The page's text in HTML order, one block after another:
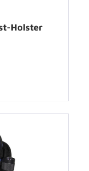
Holster